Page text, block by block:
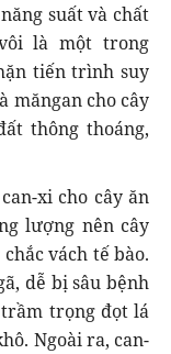
suất và chất
là một trong
tiến trình suy
măngan cho cây
thông thoáng,
xi cho cây ăn
lượng nên cây
vách tế bào.
dễ bị sâu bệnh
trọng đọt lá
Ngoài ra, can-